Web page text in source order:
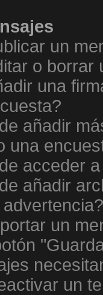
un
o borrar
una
añadir
una
acceder
añadir
un
un